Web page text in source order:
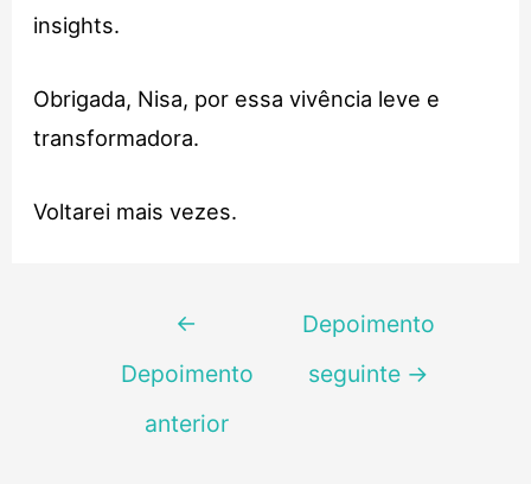
insights.
Obrigada, Nisa, por essa vivência leve e
transformadora.
Voltarei mais vezes.
Navegação
Post
←
Depoimento
anterior
Depoimento
seguinte →